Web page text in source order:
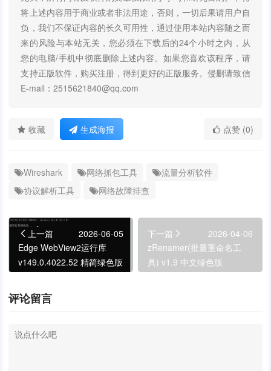
将上述内容用于商业或者非法用途，否则，一切后果请用户自
负，我们不保证内容的长久可用性，通过使用本站内容随之而
来的风险与本站无关，您必须在下载后的24个小时之内，从
您的电脑/手机中彻底删除上述内容。如果您喜欢该程序，请
支持正版软件，购买注册，得到更好的正版服务。侵删请致信
E-mail：2515621840@qq.com
收藏 生成海报 点赞 (0)
Wireshark 网络抓包工具
流量分析软件
协议解析工具
网络故障排查
上一篇
2026-06-05
Edge WebView2运行库
v149.0.4022.52 精简绿色版
下一篇
2026-04-06
zRenamer(批量重命名工
具) v1.9 中文绿色版
评论留言